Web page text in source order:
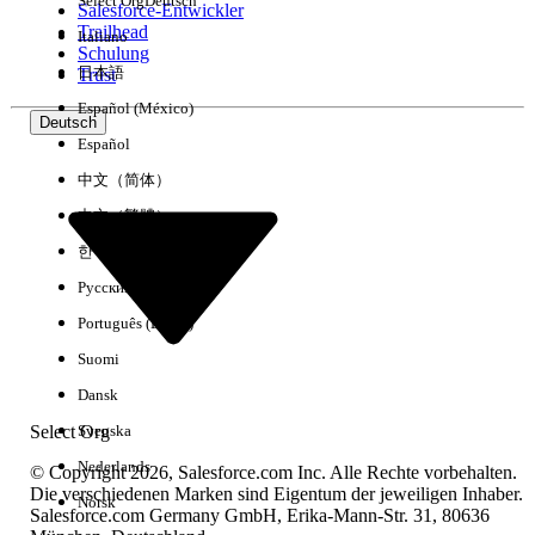
Erfahrung
Keine Ergebnisse
Salesforce-Entwickler
Trailhead
Schulung
Trust
Deutsch
Select Org
Italiano
日本語
Español (México)
Español
中文（简体）
中文（繁體）
한국어
Русский
Português (Brasil)
Suomi
Dansk
Svenska
Nederlands
Norsk
© Copyright 2026, Salesforce.com Inc. Alle Rechte vorbehalten.
Die verschiedenen Marken sind Eigentum der jeweiligen Inhaber.
Salesforce.com Germany GmbH, Erika-Mann-Str. 31, 80636